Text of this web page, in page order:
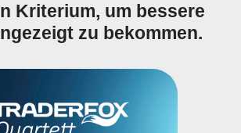
Kriterium, um bessere
zu bekommen.